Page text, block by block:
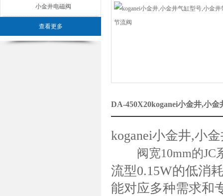
小金井电磁阀
查看更多
DA-450X20koganei小金井,小
koganei小金井,小
阀宽10mm的JC
流型0.15W的低消
能对应多种需求和